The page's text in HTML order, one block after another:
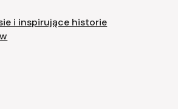
i inspirujące historie